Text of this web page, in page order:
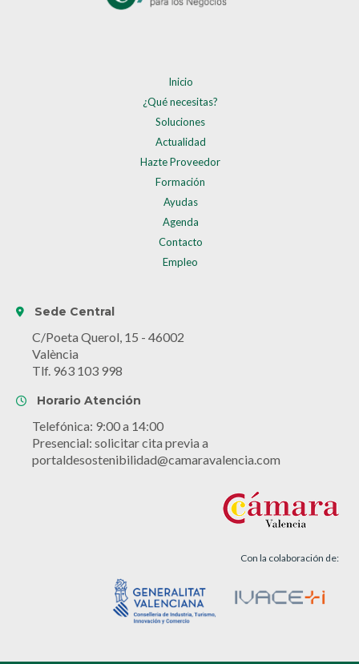
Inicio
¿Qué necesitas?
Soluciones
Actualidad
Hazte Proveedor
Formación
Ayudas
Agenda
Contacto
Empleo
Sede Central
C/Poeta Querol, 15 - 46002
València
Tlf. 963 103 998
Horario Atención
Telefónica: 9:00 a 14:00
Presencial: solicitar cita previa a
portaldesostenibilidad@camaravalencia.com
Con la colaboración de: